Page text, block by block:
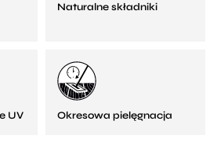
Naturalne składniki
UV Okresowa pielęgnacja